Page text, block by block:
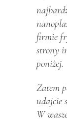
firmie
strony
poniżej.
Zatem
udajcie
W